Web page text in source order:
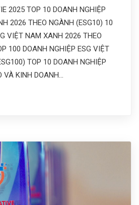
2025 TOP 10 DOANH NGHIỆP
2026 THEO NGÀNH (ESG10) 10
VIỆT NAM XANH 2026 THEO
100 DOANH NGHIỆP ESG VIỆT
TOP 10 DOANH NGHIỆP
VÀ KINH DOANH…